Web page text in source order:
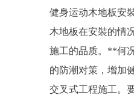
健身运动木地板安
木地板在安裝的情
施工的品质。**何
的防潮对策，增加
交叉式工程施工。